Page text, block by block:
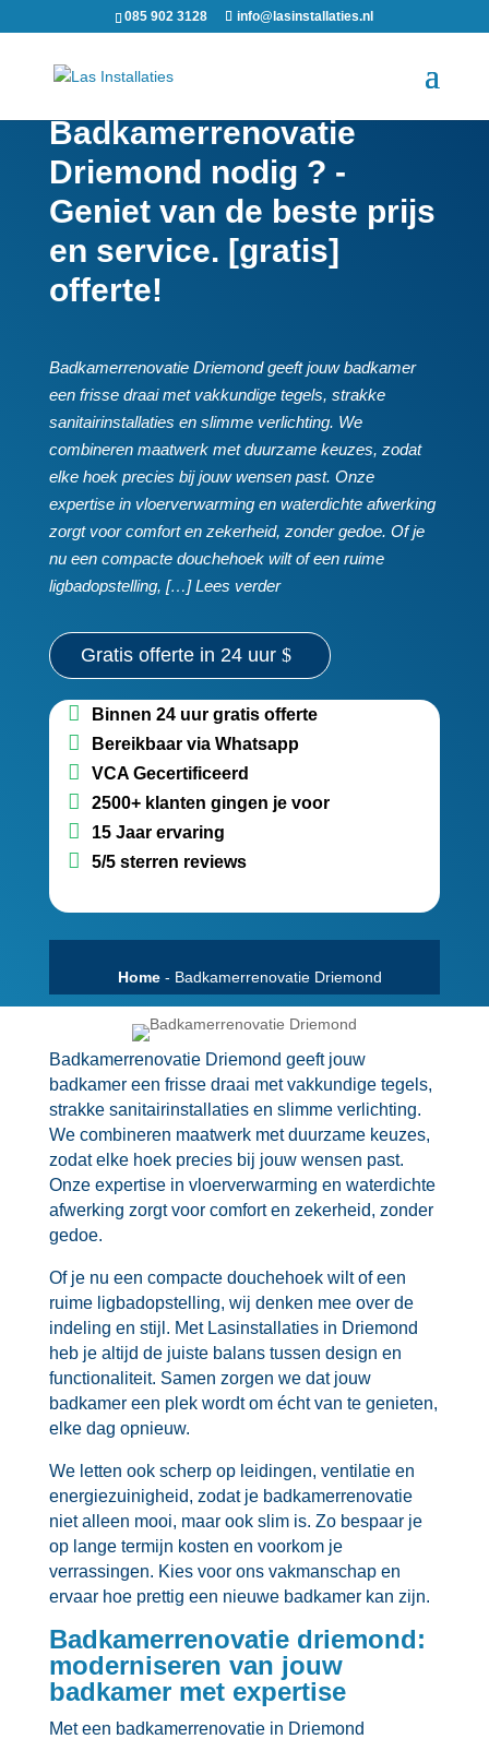
085 902 3128 info@lasinstallaties.nl
Badkamerrenovatie
Driemond nodig ? -
Geniet van de beste prijs
en service. [gratis]
offerte!
Badkamerrenovatie Driemond geeft jouw badkamer
een frisse draai met vakkundige tegels, strakke
sanitairinstallaties en slimme verlichting.​ We
combineren maatwerk met duurzame keuzes, zodat
elke hoek precies bij jouw wensen past.​ Onze
expertise in vloerverwarming en waterdichte afwerking
zorgt voor comfort en zekerheid, zonder gedoe.​ Of je
nu een compacte douchehoek wilt of een ruime
ligbadopstelling, […] Lees verder
Gratis offerte in 24 uur
Binnen 24 uur gratis offerte
Bereikbaar via Whatsapp
VCA Gecertificeerd
2500+ klanten gingen je voor
15 Jaar ervaring
5/5 sterren reviews
Home- Badkamerrenovatie Driemond
Badkamerrenovatie Driemond geeft jouw
badkamer een frisse draai met vakkundige tegels,
strakke sanitairinstallaties en slimme verlichting.​
We combineren maatwerk met duurzame keuzes,
zodat elke hoek precies bij jouw wensen past.​
Onze expertise in vloerverwarming en waterdichte
afwerking zorgt voor comfort en zekerheid, zonder
gedoe.​
Of je nu een compacte douchehoek wilt of een
ruime ligbadopstelling, wij denken mee over de
indeling en stijl.​ Met Lasinstallaties in Driemond
heb je altijd de juiste balans tussen design en
functionaliteit.​ Samen zorgen we dat jouw
badkamer een plek wordt om écht van te genieten,
elke dag opnieuw.​
We letten ook scherp op leidingen, ventilatie en
energiezuinigheid, zodat je badkamerrenovatie
niet alleen mooi, maar ook slim is.​ Zo bespaar je
op lange termijn kosten en voorkom je
verrassingen.​ Kies voor ons vakmanschap en
ervaar hoe prettig een nieuwe badkamer kan zijn.​
Badkamerrenovatie driemond:
moderniseren van jouw
badkamer met expertise
Met een badkamerrenovatie in Driemond